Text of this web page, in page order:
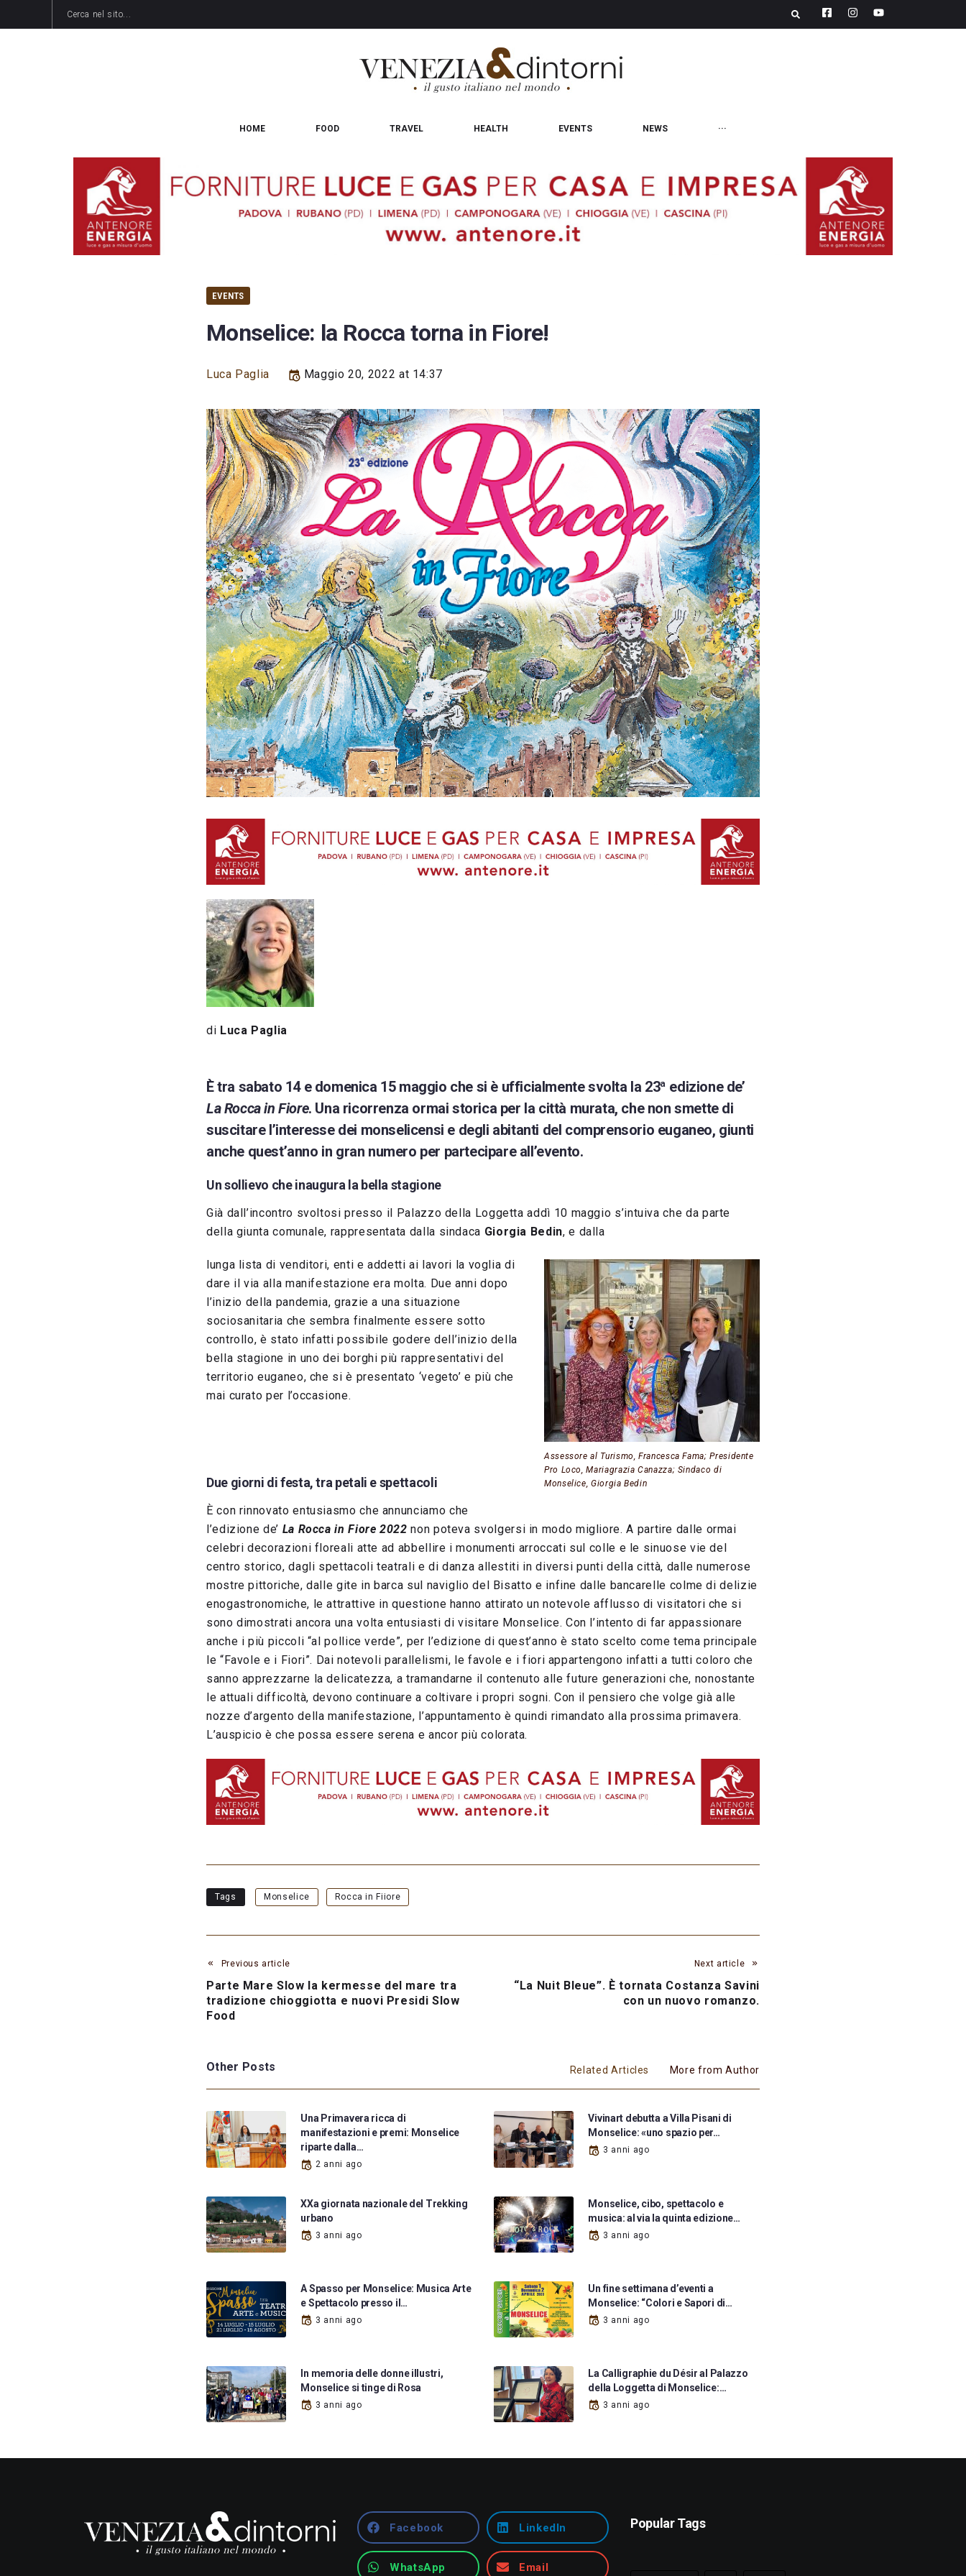
HOME FOOD TRAVEL HEALTH EVENTS NEWS ···
EVENTS
Monselice: la Rocca torna in Fiore!
Luca Paglia Maggio 20, 2022 at 14:37
di Luca Paglia
È tra sabato 14 e domenica 15 maggio che si è ufficialmente svolta la 23ª edizione de’
La Rocca in Fiore. Una ricorrenza ormai storica per la città murata, che non smette di
suscitare l’interesse dei monselicensi e degli abitanti del comprensorio euganeo, giunti
anche quest’anno in gran numero per partecipare all’evento.
Un sollievo che inaugura la bella stagione
Già dall’incontro svoltosi presso il Palazzo della Loggetta addì 10 maggio s’intuiva che da parte
della giunta comunale, rappresentata dalla sindaca Giorgia Bedin, e dalla
Assessore al Turismo, Francesca Fama; Presidente
Pro Loco, Mariagrazia Canazza; Sindaco di
Monselice, Giorgia Bedin
lunga lista di venditori, enti e addetti ai lavori la voglia di
dare il via alla manifestazione era molta. Due anni dopo
l’inizio della pandemia, grazie a una situazione
sociosanitaria che sembra finalmente essere sotto
controllo, è stato infatti possibile godere dell’inizio della
bella stagione in uno dei borghi più rappresentativi del
territorio euganeo, che si è presentato ‘vegeto’ e più che
mai curato per l’occasione.
Due giorni di festa, tra petali e spettacoli
È con rinnovato entusiasmo che annunciamo che
l’edizione de’ La Rocca in Fiore 2022 non poteva svolgersi in modo migliore. A partire dalle ormai
celebri decorazioni floreali atte ad abbellire i monumenti arroccati sul colle e le sinuose vie del
centro storico, dagli spettacoli teatrali e di danza allestiti in diversi punti della città, dalle numerose
mostre pittoriche, dalle gite in barca sul naviglio del Bisatto e infine dalle bancarelle colme di delizie
enogastronomiche, le attrattive in questione hanno attirato un notevole afflusso di visitatori che si
sono dimostrati ancora una volta entusiasti di visitare Monselice. Con l’intento di far appassionare
anche i più piccoli “al pollice verde”, per l’edizione di quest’anno è stato scelto come tema principale
le “Favole e i Fiori”. Dai notevoli parallelismi, le favole e i fiori appartengono infatti a tutti coloro che
sanno apprezzarne la delicatezza, a tramandarne il contenuto alle future generazioni che, nonostante
le attuali difficoltà, devono continuare a coltivare i propri sogni. Con il pensiero che volge già alle
nozze d’argento della manifestazione, l’appuntamento è quindi rimandato alla prossima primavera.
L’auspicio è che possa essere serena e ancor più colorata.
Tags Monselice Rocca in Fiiore
Previous article
Parte Mare Slow la kermesse del mare tra
tradizione chioggiotta e nuovi Presidi Slow
Food
Next article
“La Nuit Bleue”. È tornata Costanza Savini
con un nuovo romanzo.
Other Posts Related Articles More from Author
Una Primavera ricca di
manifestazioni e premi: Monselice
riparte dalla…
2 anni ago
Vivinart debutta a Villa Pisani di
Monselice: «uno spazio per…
3 anni ago
XXa giornata nazionale del Trekking
urbano
3 anni ago
Monselice, cibo, spettacolo e
musica: al via la quinta edizione…
3 anni ago
A Spasso per Monselice: Musica Arte
e Spettacolo presso il…
3 anni ago
Un fine settimana d’eventi a
Monselice: “Colori e Sapori di…
3 anni ago
In memoria delle donne illustri,
Monselice si tinge di Rosa
3 anni ago
La Calligraphie du Désir al Palazzo
della Loggetta di Monselice:…
3 anni ago
Facebook LinkedIn
WhatsApp Email
Popular Tags